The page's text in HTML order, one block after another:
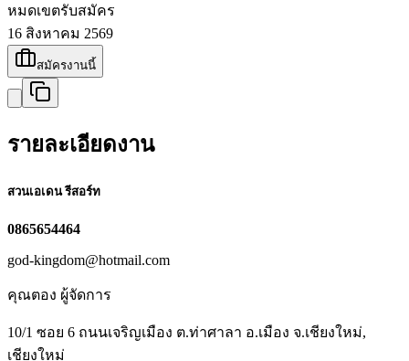
หมดเขตรับสมัคร
16 สิงหาคม 2569
สมัครงานนี้
รายละเอียดงาน
สวนเอเดน รีสอร์ท
0865654464
god-kingdom@hotmail.com
คุณตอง ผู้จัดการ
10/1 ซอย 6 ถนนเจริญเมือง ต.ท่าศาลา อ.เมือง จ.เชียงใหม่,
เชียงใหม่